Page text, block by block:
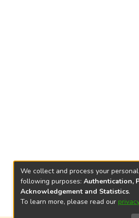
We collect and process your
following purposes: Authentication,
Acknowledgement and Statistics.
To learn more, please read our